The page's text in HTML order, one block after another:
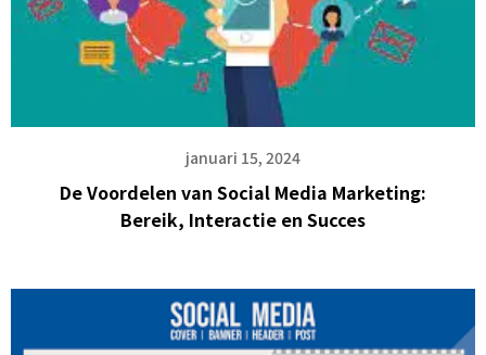
januari 15, 2024
De Voordelen van Social Media Marketing:
Bereik, Interactie en Succes